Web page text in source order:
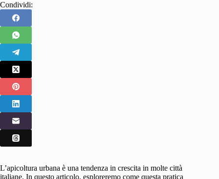
Condividi:
L’apicoltura urbana è una tendenza in crescita in molte città
italiane. In questo articolo, esploreremo come questa pratica